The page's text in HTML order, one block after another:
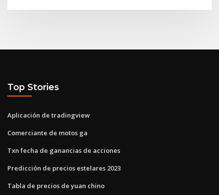
Top Stories
Aplicación de tradingview
Comerciante de motos ga
Txn fecha de ganancias de acciones
Predicción de precios estelares 2023
Tabla de precios de yuan chino